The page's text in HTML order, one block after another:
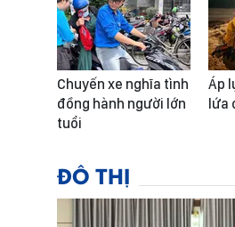
Chuyến xe nghĩa tình
đồng hành người lớn
tuổi
Áp
lứa
ĐÔ THỊ